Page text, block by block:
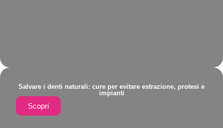
Salvare i denti naturali: cure per evitare estrazione, protesi e
impianti
Scopri